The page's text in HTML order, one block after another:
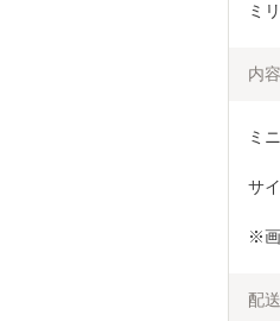
ミ
内
ミ
サ
※画
配